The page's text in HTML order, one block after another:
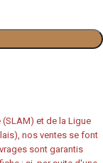
et de la Ligue
nos ventes se font
sont garantis